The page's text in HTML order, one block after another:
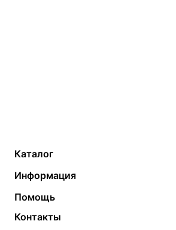
Каталог
Твердотопливные котлы
Электрические котлы
Банные печи
Теплый пол
Радиаторы
Насосы
Информация
Контакты
Статьи
Помощь
Контакты